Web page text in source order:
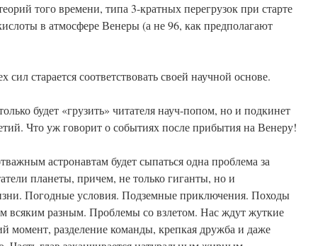
того времени, типа 3-кратных перегрузок при старте
в атмосфере Венеры (а не 96, как предполагают
старается соответствовать своей научной основе.
будет «грузить» читателя науч-попом, но и подкинет
Что уж говорит о событиях после прибытия на Венеру!
астронавтам будет сыпаться одна проблема за
планеты, причем, не только гиганты, но и
Погодные условия. Подземные приключения. Походы
разным. Проблемы со взлетом. Нас ждут жуткие
момент, разделение команды, крепкая дружба и даже